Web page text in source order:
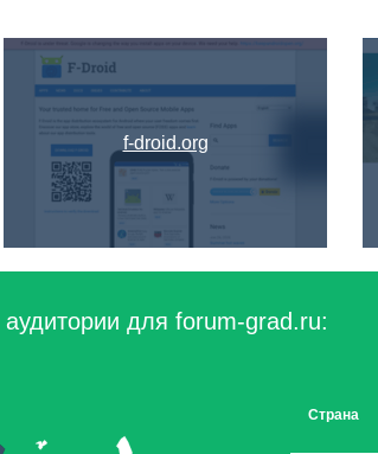
f-droid.org
для forum-grad.ru:
Страна